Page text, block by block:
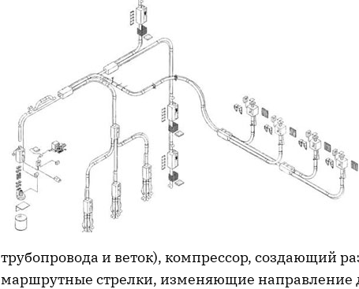
трубопровода и веток), компрессор, создающий
маршрутные стрелки, изменяющие направление